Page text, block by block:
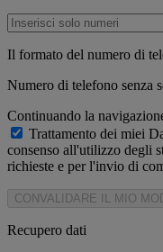
Il formato del numero di
Numero di telefono senza
Continuando la
Trattamento dei miei
consenso all'utilizzo degli
richieste e per l'invio di
CONVALIDARE IL MIO
Recupero dati